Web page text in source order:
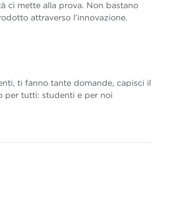
ci mette alla prova. Non bastano
attraverso l’innovazione.
ti fanno tante domande, capisci il
per tutti: studenti e per noi